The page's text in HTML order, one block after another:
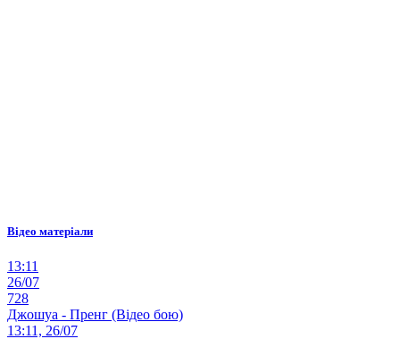
Відео матеріали
13:11
26/07
728
Джошуа - Пренг (Відео бою)
13:11, 26/07